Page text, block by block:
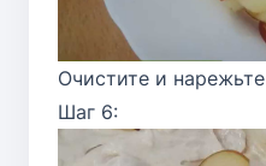
Очистите и
Шаг 6: